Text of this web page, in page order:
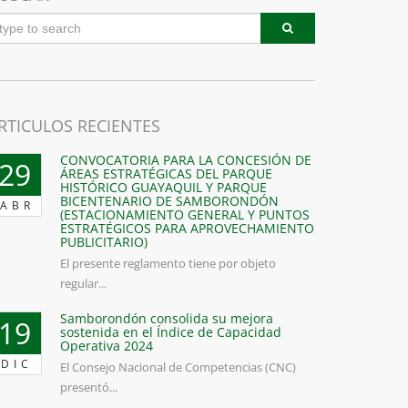
RECIENTES
ABR
CONVOCATORIA PARA LA CONCESIÓN DE
ÁREAS ESTRATÉGICAS DEL PARQUE
HISTÓRICO GUAYAQUIL Y PARQUE
BICENTENARIO DE SAMBORONDÓN
(ESTACIONAMIENTO GENERAL Y PUNTOS
ESTRATÉGICOS PARA APROVECHAMIENTO
PUBLICITARIO)
El presente reglamento tiene por objeto
regular...
DIC
Samborondón consolida su mejora
sostenida en el Índice de Capacidad
Operativa 2024
El Consejo Nacional de Competencias (CNC)
presentó...